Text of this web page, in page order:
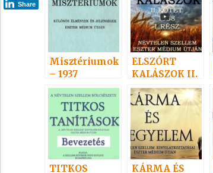
Misztériumok
– 1937
ELSZÓRT
KALÁSZOK II.
TITKOS
KÁRMA ÉS
Share